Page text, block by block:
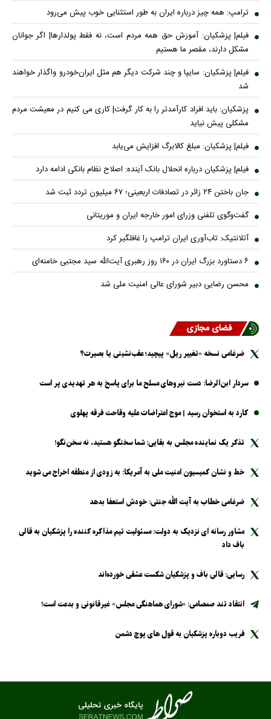
ترامپ: همه چیز درباره ایران به طور استثنایی خوب پیش می‌رود
فیلم| پزشکیان: آموزش حق همه مردم است، نه فقط پولدارها| اگر جوانان
مشکل دارند، مقصر ما هستیم
فیلم| پزشکیان: سایپا و چند شرکت دیگر هم مثل ایران‌خودرو واگذار خواهند
شد
پزشکیان: باید افراد کارآمدتر را به کار گرفت| کاری می کنیم در معیشت مردم
مشکلی پیش نیاید
فیلم| پزشکیان: مبلغ کالابرگ افزایش می‌یابد
فیلم| پزشکیان درباره انحلال بانک آینده: اصلاح نظام بانکی ادامه دارد
جان باختن ۲۴ زائر در تصادفات اربعینی؛ ۶۷ میلیون تردد ثبت شد
گفت‌وگوی تلفنی وزرای امور خارجه ایران و موریتانی
آتلانتیک: تاب‌آوری ایران ترامپ را غافلگیر کرد
۶ دستاورد بزرگ ایران در ۱۶۰ روز رهبری آیت‌الله سید مجتبی خامنه‌ای
محسن رضایی دبیر شورای عالی امنیت ملی شد
فضای مجازی
ضرغامی نسخه «تغییر ریل» پیچید؛ عقب‌نشینی یا بصیرت؟
سردار ابن‌الرضا: دست نیرو‌های مسلح ما برای پاسخ به هر تهدیدی پر است
کارد به استخوان رسید | موج اعتراضات علیه وقاحت فرقه پهلوی
تذکر یک نماینده مجلس به بقایی: شما سخنگو هستید، نه سخن‌نگو!
خط و نشان کمیسیون امنیت ملی به آمریکا: به زودی از منطقه اخراج می شوید
ضرغامی خطاب به آیت الله جنتی: خودش استعفا بدهد
مشاور رسانه ای نزدیک به دولت: مسئولیت تیم مذاکره کننده را پزشکیان به قالی
باف داد
رسایی: قالی باف و پزشکیان شکست عشقی خورده‌اند
انتقاد تند صمصامی: «شورای هماهنگی مجلس» غیرقانونی و بدعت است!
فریب دوباره پزشکیان به قول های پوچ دشمن